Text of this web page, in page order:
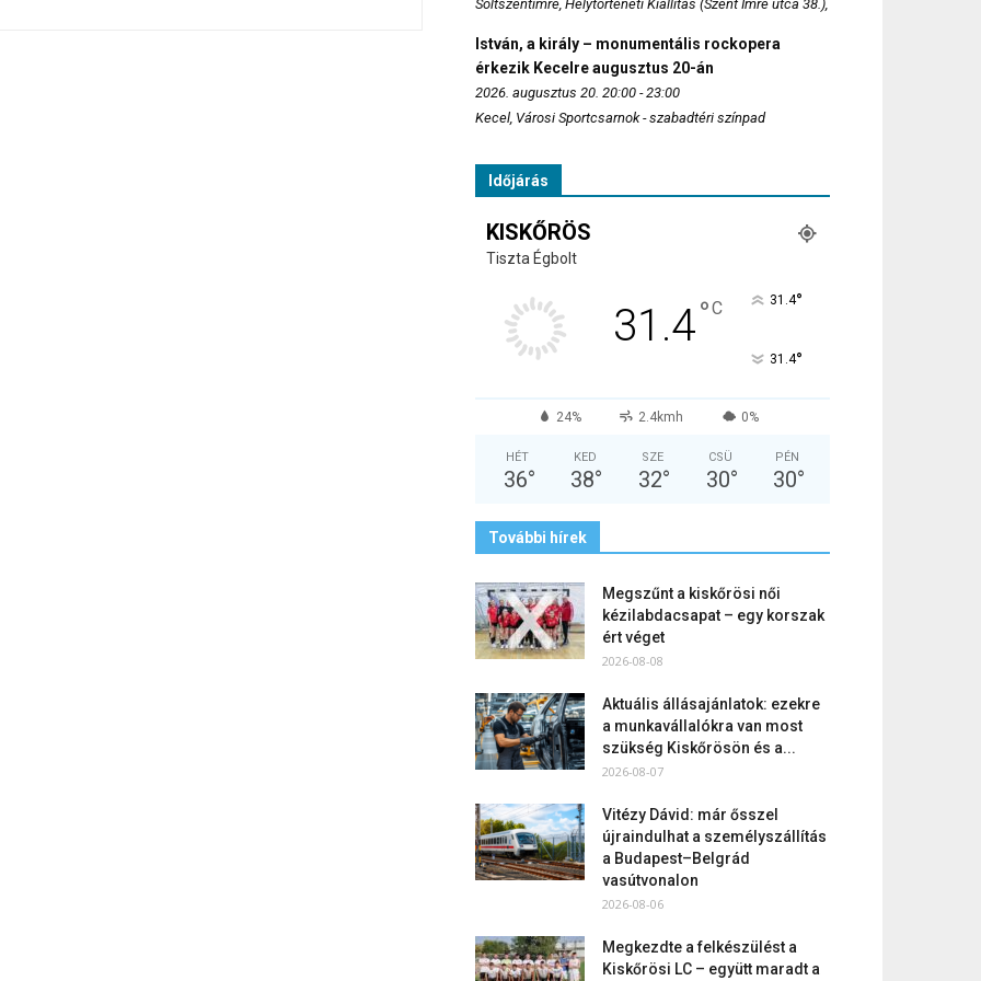
Soltszentimre, Helytörténeti Kiállítás (Szent Imre utca 38.),
István, a király – monumentális rockopera
érkezik Kecelre augusztus 20-án
2026. augusztus 20. 20:00 - 23:00
Kecel, Városi Sportcsarnok - szabadtéri színpad
Időjárás
KISKŐRÖS
Tiszta Égbolt
31.4°C 31.4°
31.4°
24% 2.4kmh 0%
HÉT
36°
KED
38°
SZE
32°
CSÜ
30°
PÉN
30°
További hírek
Megszűnt a kiskőrösi női
kézilabdacsapat – egy korszak
ért véget
2026-08-08
Aktuális állásajánlatok: ezekre
a munkavállalókra van most
szükség Kiskőrösön és a...
2026-08-07
Vitézy Dávid: már ősszel
újraindulhat a személyszállítás
a Budapest–Belgrád
vasútvonalon
2026-08-06
Megkezdte a felkészülést a
Kiskőrösi LC – együtt maradt a